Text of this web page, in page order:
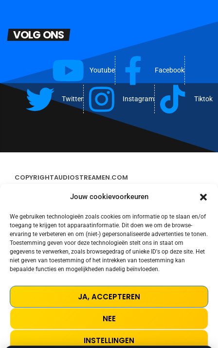
Jouw cookievoorkeuren
We gebruiken technologieën zoals cookies om informatie op te slaan en/of
toegang te krijgen tot apparaatinformatie. Dit doen we om de browse-
ervaring te verbeteren en om (niet-) gepersonaliseerde advertenties te tonen.
Toestemming geven voor deze technologieën stelt ons in staat om
gegevens te verwerken, zoals browsegedrag of unieke ID's op deze site. Het
niet geven van toestemming of het intrekken van toestemming kan
bepaalde functies en mogelijkheden nadelig beïnvloeden.
JA, ACCEPTEREN
NEE
INSTELLINGEN
VOLG ONS
Youtube Facebook
Twitter Instagram Tiktok
COPYRIGHTAUDIOSTREAMEN.COM
CONTACT
STREAMS
COOKIE POLICY (EU)